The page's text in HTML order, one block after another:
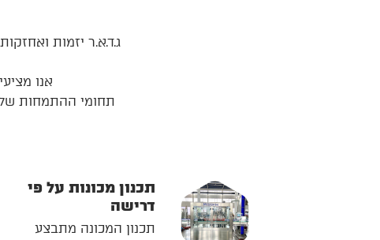
ג.ד.א.ר יזמות
אנו
תחומי ההתמחות
תכנון מכונות על פי
דרישה
תכנון המכונה מתבצע